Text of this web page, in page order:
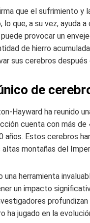
que el sufrimiento y
lo que, a su vez, ayuda
provocar un
de hierro
sus cerebros
de
Hayward ha reunido
cuenta con más
años. Estos cerebros
montañas del
una herramienta
un impacto
ha jugado en la